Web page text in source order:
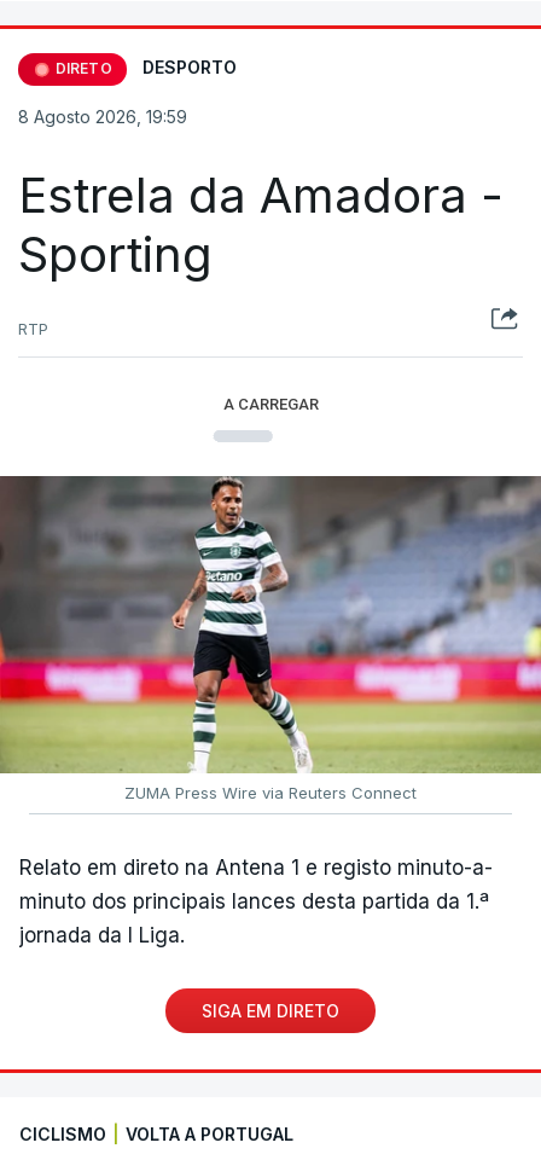
DIRETO DESPORTO
8 Agosto 2026, 19:59
Estrela da Amadora -
Sporting
RTP
A CARREGAR
ZUMA Press Wire via Reuters Connect
Relato em direto na Antena 1 e registo minuto-a-
minuto dos principais lances desta partida da 1.ª
jornada da I Liga.
SIGA EM DIRETO
CICLISMO VOLTA A PORTUGAL